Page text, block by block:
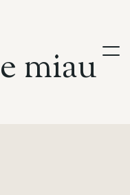
emiau